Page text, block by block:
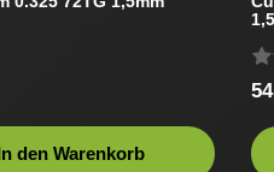
den Warenkorb